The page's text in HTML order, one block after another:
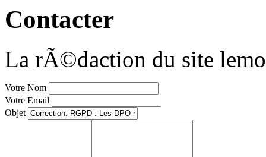
Contacter
La rÃ©daction du site
Votre Nom
Votre Email
Objet